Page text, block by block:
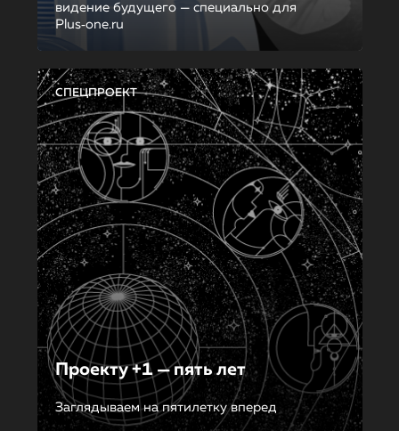
видение будущего — специально для
Plus‑one.ru
СПЕЦПРОЕКТ
Проекту +1 — пять лет
Заглядываем на пятилетку вперед